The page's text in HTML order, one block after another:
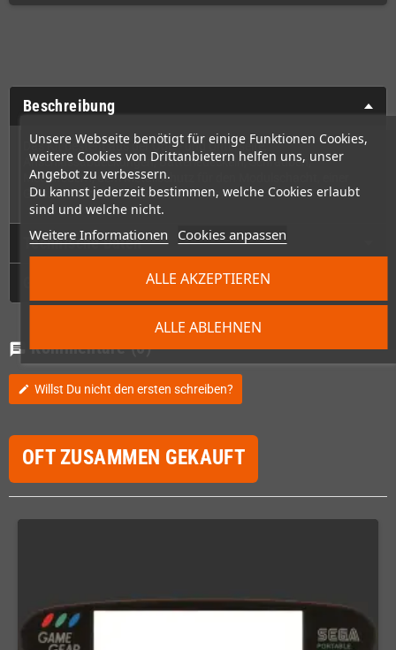
Unsere Webseite benötigt für einige Funktionen Cookies,
weitere Cookies von Drittanbietern helfen uns, unser
Angebot zu verbessern.
Du kannst jederzeit bestimmen, welche Cookies erlaubt
sind und welche nicht.
Weitere Informationen Cookies anpassen
ALLE ABLEHNEN
ALLE AKZEPTIEREN
Beschreibung
Das Kit besteht aus der Ober- und Unterseite,
Anschlussabdeckungen, Batteriedeckeln, Schrauben,
Metallfedern, dem Metallschutz für den Modulschacht, einer
Glasfrontscheibe sowie neuen Buttons.
Technische Daten
chat Kommentare (0)
edit Willst Du nicht den ersten schreiben?
OFT ZUSAMMEN GEKAUFT